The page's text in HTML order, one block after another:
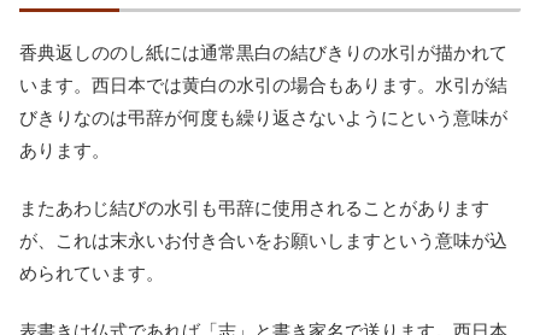
香典返しののし紙には通常黒白の結びきりの水引が描かれて
います。西日本では黄白の水引の場合もあります。水引が結
びきりなのは弔辞が何度も繰り返さないようにという意味が
あります。
またあわじ結びの水引も弔辞に使用されることがあります
が、これは末永いお付き合いをお願いしますという意味が込
められています。
表書きは仏式であれば「志」と書き家名で送ります。西日本